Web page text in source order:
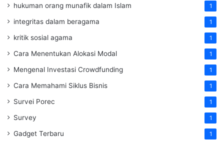
hukuman orang munafik dalam Islam 1
integritas dalam beragama 1
kritik sosial agama 1
Cara Menentukan Alokasi Modal 1
Mengenal Investasi Crowdfunding 1
Cara Memahami Siklus Bisnis 1
Survei Porec 1
Survey 1
Gadget Terbaru 1